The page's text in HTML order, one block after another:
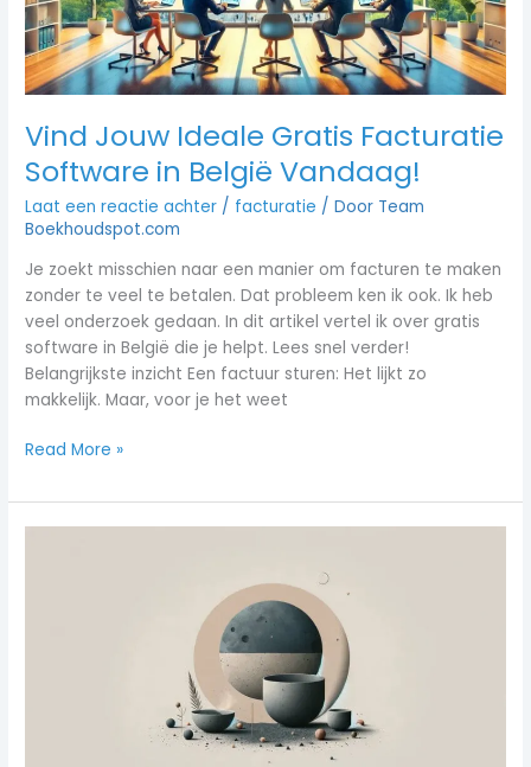
Vind Jouw Ideale Gratis Facturatie
Software in België Vandaag!
Laat een reactie achter / facturatie / Door Team
Boekhoudspot.com
Je zoekt misschien naar een manier om facturen te maken
zonder te veel te betalen. Dat probleem ken ik ook. Ik heb
veel onderzoek gedaan. In dit artikel vertel ik over gratis
software in België die je helpt. Lees snel verder!
Belangrijkste inzicht Een factuur sturen: Het lijkt zo
makkelijk. Maar, voor je het weet
België
Vandaag!
Read More »